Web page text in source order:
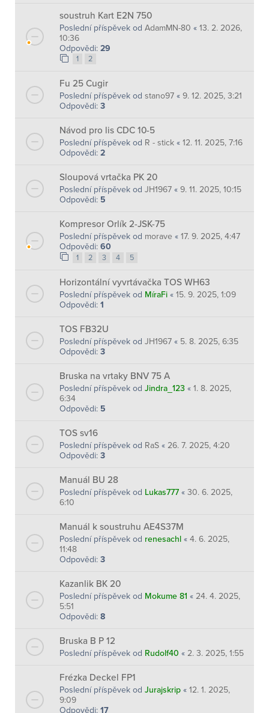
soustruh Kart E2N 750
Poslední příspěvek od AdamMN-80 « 13. 2. 2026,
10:36
Odpovědi: 29
1 2
Fu 25 Cugir
Poslední příspěvek od stano97 « 9. 12. 2025, 3:21
Odpovědi: 3
Návod pro lis CDC 10-5
Poslední příspěvek od R - stick « 12. 11. 2025, 7:16
Odpovědi: 2
Sloupová vrtačka PK 20
Poslední příspěvek od JH1967 « 9. 11. 2025, 10:15
Odpovědi: 5
Kompresor Orlík 2-JSK-75
Poslední příspěvek od morave « 17. 9. 2025, 4:47
Odpovědi: 60
1 2 3 4 5
Horizontální vyvrtávačka TOS WH63
Poslední příspěvek od MíraFi « 15. 9. 2025, 1:09
Odpovědi: 1
TOS FB32U
Poslední příspěvek od JH1967 « 5. 8. 2025, 6:35
Odpovědi: 3
Bruska na vrtaky BNV 75 A
Poslední příspěvek od Jindra_123 « 1. 8. 2025,
6:34
Odpovědi: 5
TOS sv16
Poslední příspěvek od RaS « 26. 7. 2025, 4:20
Odpovědi: 3
Manuál BU 28
Poslední příspěvek od Lukas777 « 30. 6. 2025,
6:10
Manuál k soustruhu AE4S37M
Poslední příspěvek od renesachl « 4. 6. 2025,
11:48
Odpovědi: 3
Kazanlik BK 20
Poslední příspěvek od Mokume 81 « 24. 4. 2025,
5:51
Odpovědi: 8
Bruska B P 12
Poslední příspěvek od Rudolf40 « 2. 3. 2025, 1:55
Frézka Deckel FP1
Poslední příspěvek od Jurajskrip « 12. 1. 2025,
9:09
Odpovědi: 17